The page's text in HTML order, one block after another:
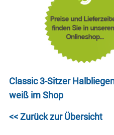
Classic 3-Sitzer
weiß im Shop
<< Zurück zur Übersicht